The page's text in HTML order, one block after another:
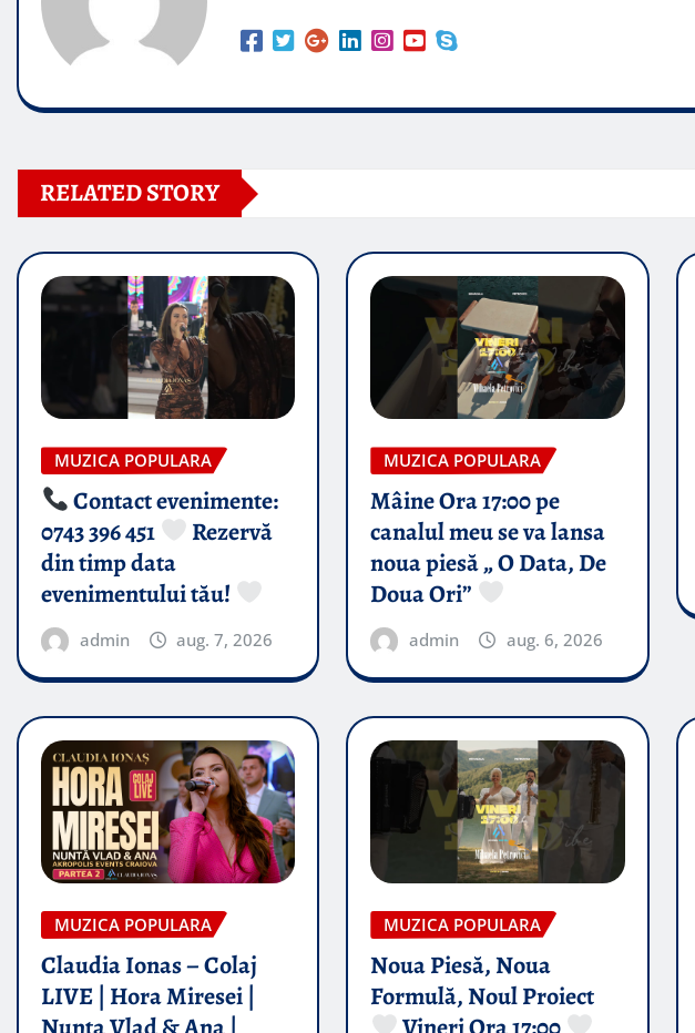
RELATED STORY
MUZICA POPULARA
Contact evenimente:
0743 396 451
Rezervă
din timp data
evenimentului tău!
admin aug. 7, 2026
MUZICA POPULARA
Mâine Ora 17:00 pe
canalul meu se va lansa
noua piesă „ O Data, De
Doua Ori”
admin aug. 6, 2026
MUZICA POPULARA
Claudia Ionas – Colaj
LIVE | Hora Miresei |
MUZICA POPULARA
Noua Piesă, Noua
Formulă, Noul Proiect